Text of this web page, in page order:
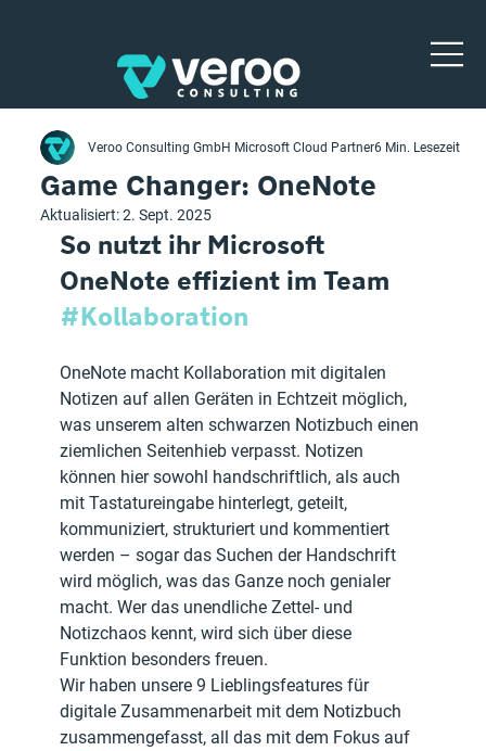
Game Changer: OneNote
Veroo Consulting GmbH Microsoft Cloud Partner6 Min. Lesezeit
Aktualisiert:2. Sept. 2025
So nutzt ihr Microsoft
OneNote effizient im Team
#Kollaboration
OneNote macht Kollaboration mit digitalen
Notizen auf allen Geräten in Echtzeit möglich,
was unserem alten schwarzen Notizbuch einen
ziemlichen Seitenhieb verpasst. Notizen
können hier sowohl handschriftlich, als auch
mit Tastatureingabe hinterlegt, geteilt,
kommuniziert, strukturiert und kommentiert
werden – sogar das Suchen der Handschrift
wird möglich, was das Ganze noch genialer
macht. Wer das unendliche Zettel- und
Notizchaos kennt, wird sich über diese
Funktion besonders freuen.
Wir haben unsere 9 Lieblingsfeatures für
digitale Zusammenarbeit mit dem Notizbuch
zusammengefasst, all das mit dem Fokus auf